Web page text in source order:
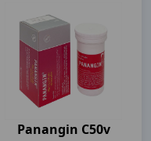
Panangin C50v